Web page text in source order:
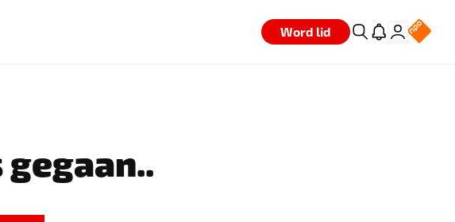
Word lid